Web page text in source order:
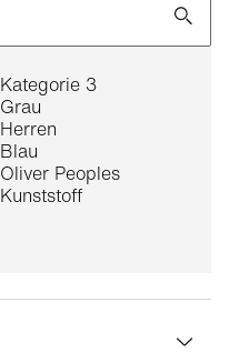
Kategorie 3
Grau
Herren
Blau
Oliver Peoples
Kunststoff